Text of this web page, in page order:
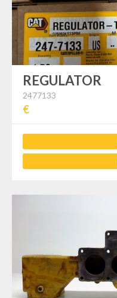
Team
REGULATOR
2477133
€